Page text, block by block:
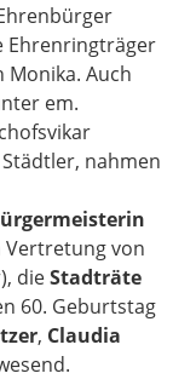
Ehrenringträger
Auch
em.
nahmen
Vertretung von
dieStadträte
60. Geburtstag
, Claudia